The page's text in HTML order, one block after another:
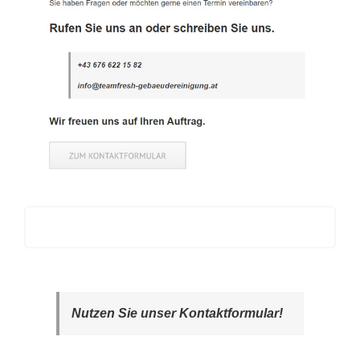
Nutzen Sie unser Kontaktformular!